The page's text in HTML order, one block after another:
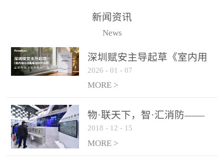
火灾隐患多。一旦发生火
传统的火灾关测器无法被
及时缺发，不能及早发现
和有效扑救火火，这不仅
力和闲难，同时也将造成
巨大的经济损失和社会影
响，基至还会造成人员伤
亡。图像型火灾探测器正
警领域三十多年技术积累
和工程实践的结晶。
新闻资讯
News
深圳赋安主导起草《室内用
光动能电池技术规程》 正式
布局光伏新能源产业
2026 - 01 - 07
MORE >
物·联天下，智·汇消防——
赋安F&S 2018上海消防展圆
满落幕
2018 - 12 - 15
MORE >